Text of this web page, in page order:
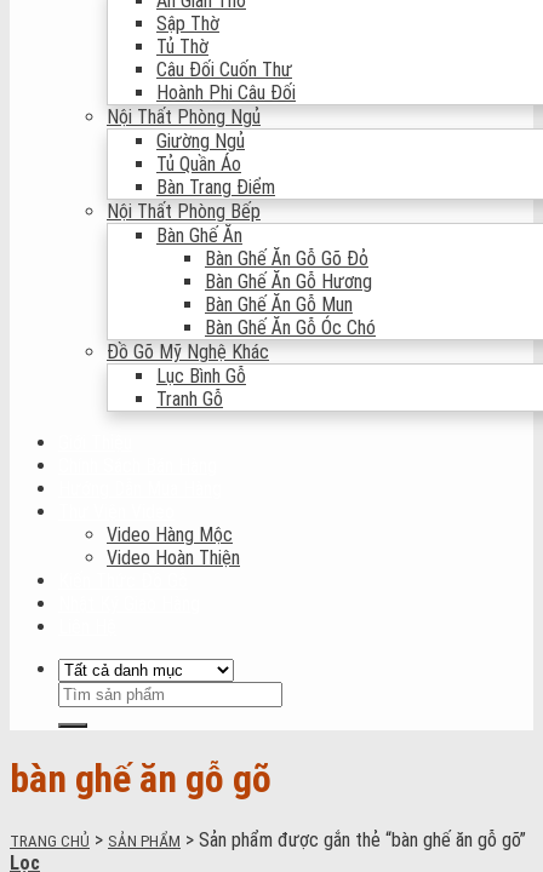
Sập Thờ
Tủ Thờ
Câu Đối Cuốn Thư
Hoành Phi Câu Đối
Nội Thất Phòng Ngủ
Giường Ngủ
Tủ Quần Áo
Bàn Trang Điểm
Nội Thất Phòng Bếp
Bàn Ghế Ăn
Bàn Ghế Ăn Gỗ Gõ Đỏ
Bàn Ghế Ăn Gỗ Hương
Bàn Ghế Ăn Gỗ Mun
Bàn Ghế Ăn Gỗ Óc Chó
Đồ Gõ Mỹ Nghệ Khác
Lục Bình Gỗ
Tranh Gỗ
Video Hàng Mộc
Video Hoàn Thiện
bàn ghế ăn gỗ gõ
TRANG CHỦ > SẢN PHẨM > Sản phẩm được gắn thẻ “bàn ghế ăn gỗ gõ”
Lọc